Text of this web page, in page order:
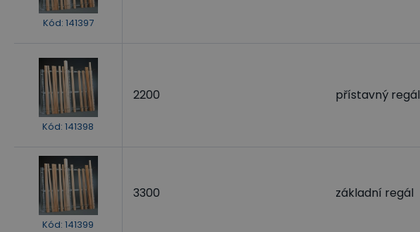
Kód: 141397
Kód: 141398
2200 přístavný regál
Kód: 141399
3300 základní regál